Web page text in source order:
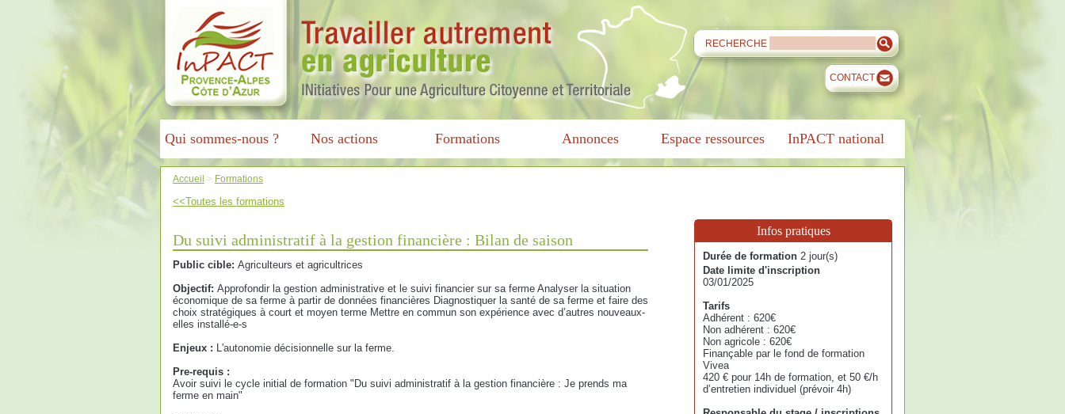
RECHERCHE
CONTACT
Qui sommes-nous ? Nos actions Formations Annonces Espace ressources InPACT national
Accueil > Formations
<<Toutes les formations
Du suivi administratif à la gestion financière : Bilan de saison
Public cible: Agriculteurs et agricultrices
Objectif: Approfondir la gestion administrative et le suivi financier sur sa ferme Analyser la situation
économique de sa ferme à partir de données financières Diagnostiquer la santé de sa ferme et faire des
choix stratégiques à court et moyen terme Mettre en commun son expérience avec d’autres nouveaux-
elles installé-e-s
Enjeux : L'autonomie décisionnelle sur la ferme.
Pre-requis :
Avoir suivi le cycle initial de formation "Du suivi administratif à la gestion financière : Je prends ma
ferme en main"
Infos pratiques
Durée de formation 2 jour(s)
Date limite d'inscription
03/01/2025
Tarifs
Adhérent : 620€
Non adhérent : 620€
Non agricole : 620€
Finançable par le fond de formation
Vivea
420 € pour 14h de formation, et 50 €/h
d’entretien individuel (prévoir 4h)